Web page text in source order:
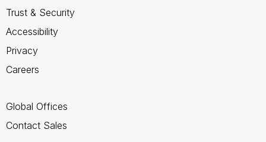
Trust & Security
Accessibility
Privacy
Careers
Global Offices
Contact Sales